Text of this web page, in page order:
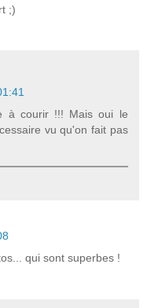
;)
à courir !!! Mais oui le
vu qu'on fait pas
qui sont superbes !